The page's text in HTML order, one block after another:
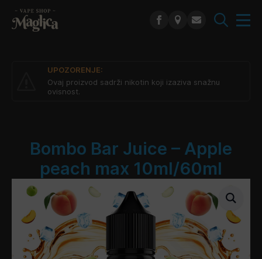
UPOZORENJE:
Ovaj proizvod sadrži nikotin koji izaziva snažnu
ovisnost.
Bombo Bar Juice – Apple
peach max 10ml/60ml